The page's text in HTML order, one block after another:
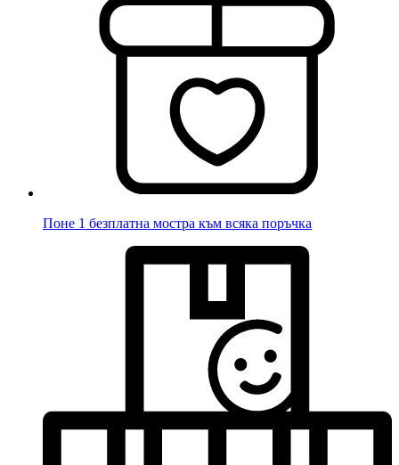
Поне 1 безплатна мостра към всяка поръчка